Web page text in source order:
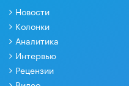
Новости
Колонки
Аналитика
Интервью
Рецензии